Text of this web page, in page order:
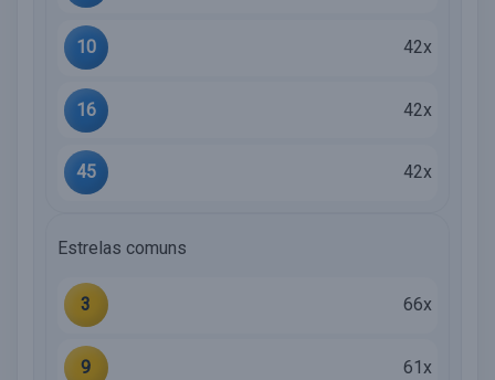
10 42x
16 42x
45 42x
Estrelas comuns
3 66x
9 61x